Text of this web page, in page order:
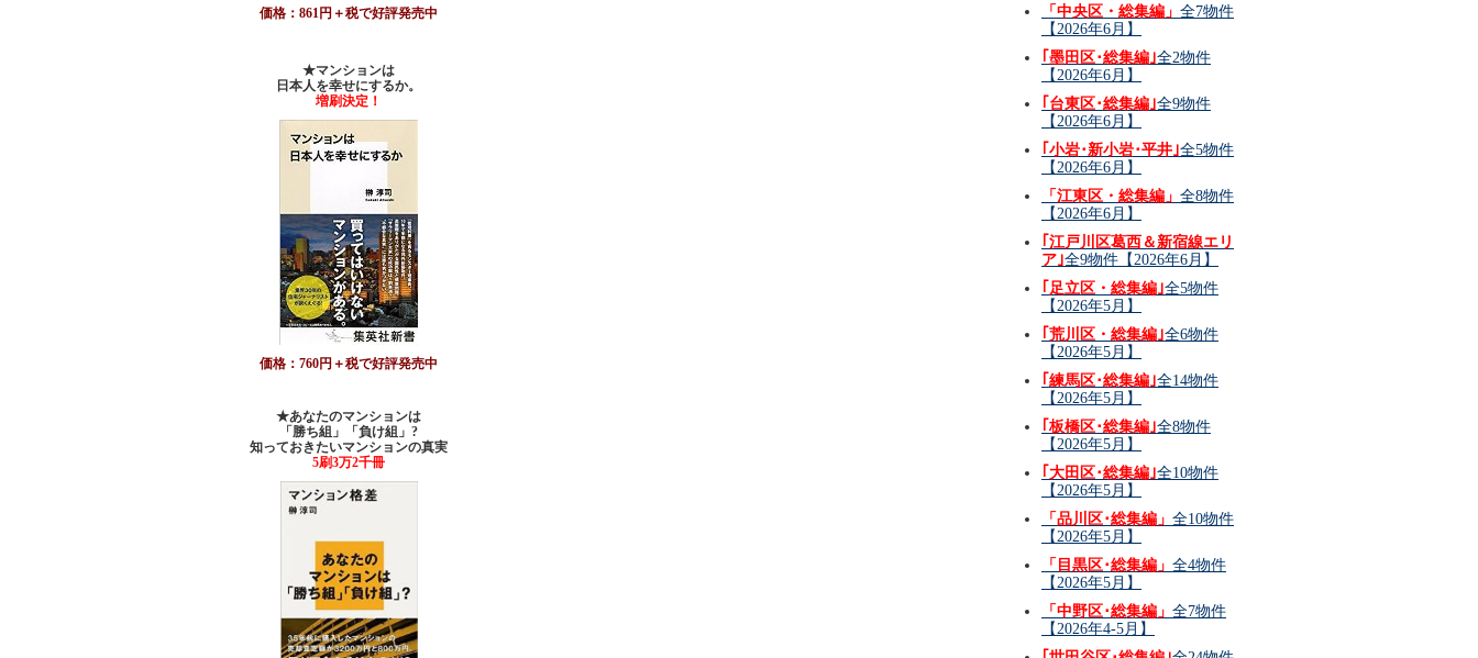
価格：861円＋税で好評発売中
★マンションは
日本人を幸せにするか。
増刷決定！
価格：760円＋税で好評発売中
★あなたのマンションは
「勝ち組」「負け組」?
知っておきたいマンションの真実
5刷3万2千冊
「中央区・総集編」 全7物件
【2026年6月】
｢墨田区･総集編｣全2物件
【2026年6月】
｢台東区･総集編｣全9物件
【2026年6月】
｢小岩･新小岩･平井｣全5物件
【2026年6月】
「江東区・総集編」 全8物件
【2026年6月】
｢江戸川区葛西＆新宿線エリ
ア｣全9物件【2026年6月】
｢足立区・総集編｣全5物件
【2026年5月】
｢荒川区・総集編｣全6物件
【2026年5月】
｢練馬区･総集編｣全14物件
【2026年5月】
｢板橋区･総集編｣全8物件
【2026年5月】
｢大田区･総集編｣全10物件
【2026年5月】
「品川区･総集編」 全10物件
【2026年5月】
「目黒区･総集編」 全4物件
【2026年5月】
「中野区･総集編」 全7物件
【2026年4-5月】